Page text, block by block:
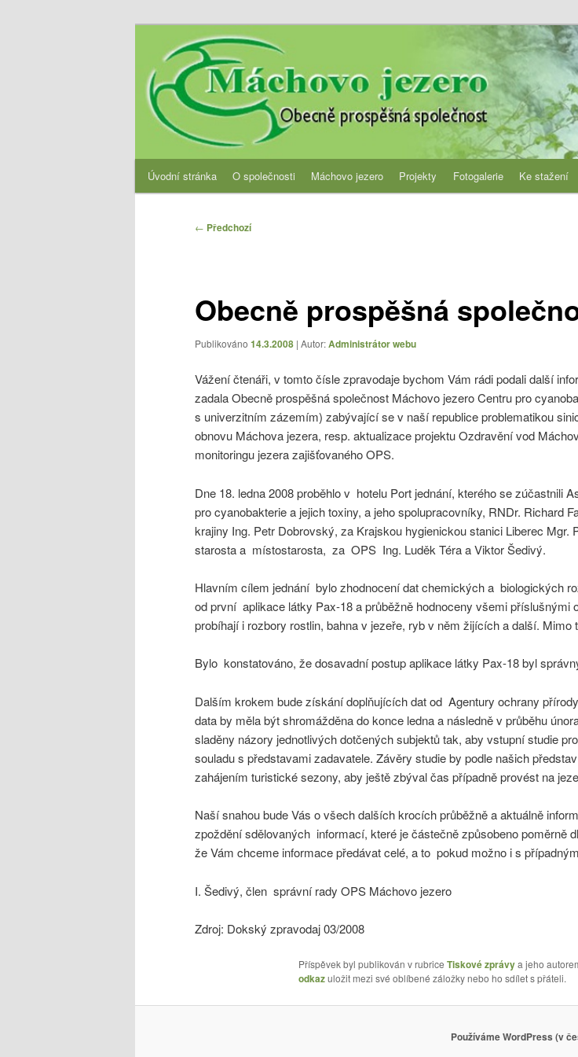
OPS Máchovo jezero
Obecně prospěšná společnost
Hlavní
Úvodní stránka O společnosti Máchovo jezero Projekty Fotogalerie Ke stažení
Navigace
← Předchozí
Obecně prospěšná
Publikováno 14.3.2008 | Autor:Administrátor webu
Vážení čtenáři, v tomto čísle zpravodaje bychom Vám rádi podali další
zadala Obecně prospěšná společnost Máchovo jezero Centru pro
s univerzitním zázemím) zabývající se v naší republice problematikou
obnovu Máchova jezera, resp. aktualizace projektu Ozdravění vod
monitoringu jezera zajišťovaného OPS.
Dne 18. ledna 2008 proběhlo v hotelu Port jednání, kterého se zúčastnili
pro cyanobakterie a jejich toxiny, a jeho spolupracovníky, RNDr. Richard
krajiny Ing. Petr Dobrovský, za Krajskou hygienickou stanici Liberec
starosta a místostarosta, za OPS Ing. Luděk Téra a Viktor Šedivý.
Hlavním cílem jednání bylo zhodnocení dat chemických a biologických
od první aplikace látky Pax-18 a průběžně hodnoceny všemi příslušnými
probíhají i rozbory rostlin, bahna v jezeře, ryb v něm žijících a další.
Bylo konstatováno, že dosavadní postup aplikace látky Pax-18 byl
Dalším krokem bude získání doplňujících dat od Agentury ochrany
data by měla být shromážděna do konce ledna a následně v průběhu
sladěny názory jednotlivých dotčených subjektů tak, aby vstupní studie
souladu s představami zadavatele. Závěry studie by podle našich
zahájením turistické sezony, aby ještě zbýval čas případně provést na
Naší snahou bude Vás o všech dalších krocích průběžně a aktuálně
zpoždění sdělovaných informací, které je částečně způsobeno poměrně
že Vám chceme informace předávat celé, a to pokud možno i s
I. Šedivý, člen správní rady OPS Máchovo jezero
Zdroj: Dokský zpravodaj 03/2008
Příspěvek byl publikován v rubrice Tiskové zprávya jeho
odkazuložit mezi své oblíbené záložky nebo ho sdílet s přáteli.
Používáme WordPress (v